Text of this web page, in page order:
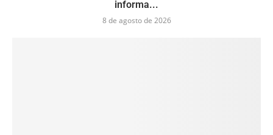
informa...
8 de agosto de 2026